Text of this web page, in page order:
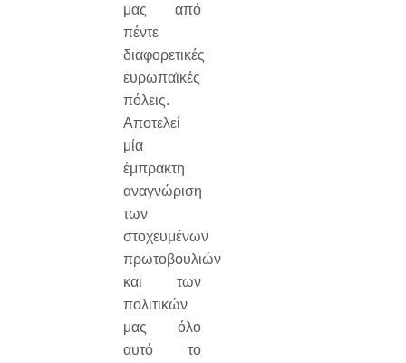
μας από
πέντε
διαφορετικές
ευρωπαϊκές
πόλεις.
Αποτελεί
μία
έμπρακτη
αναγνώριση
των
στοχευμένων
πρωτοβουλιών
και των
πολιτικών
μας όλο
αυτό το